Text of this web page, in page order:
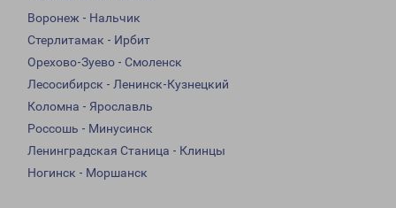
Воронеж - Нальчик
Стерлитамак - Ирбит
Орехово-Зуево - Смоленск
Лесосибирск - Ленинск-Кузнецкий
Коломна - Ярославль
Россошь - Минусинск
Ленинградская Станица - Клинцы
Ногинск - Моршанск